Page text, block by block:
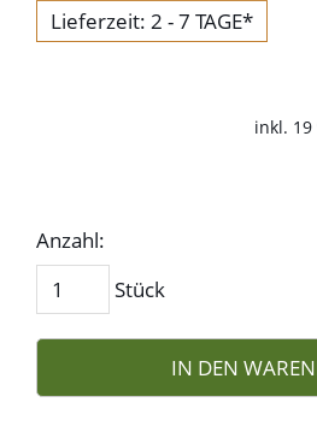
Lieferzeit: 2 - 7 TAGE*
inkl. 19
Anzahl:
Stück
IN DEN